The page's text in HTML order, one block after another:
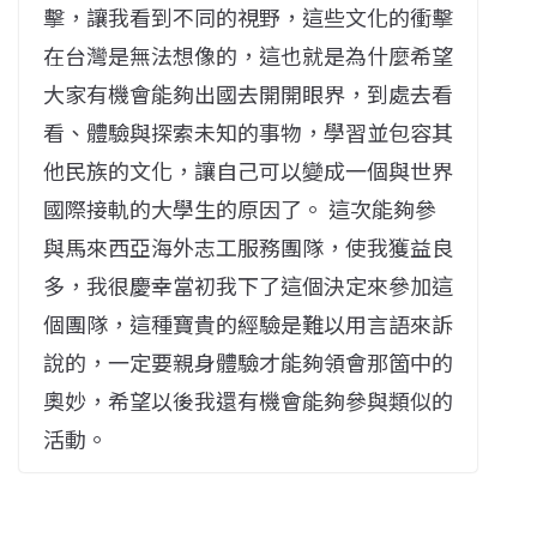
擊，讓我看到不同的視野，這些文化的衝擊
在台灣是無法想像的，這也就是為什麼希望
大家有機會能夠出國去開開眼界，到處去看
看、體驗與探索未知的事物，學習並包容其
他民族的文化，讓自己可以變成一個與世界
國際接軌的大學生的原因了。 這次能夠參
與馬來西亞海外志工服務團隊，使我獲益良
多，我很慶幸當初我下了這個決定來參加這
個團隊，這種寶貴的經驗是難以用言語來訴
說的，一定要親身體驗才能夠領會那箇中的
奧妙，希望以後我還有機會能夠參與類似的
活動。